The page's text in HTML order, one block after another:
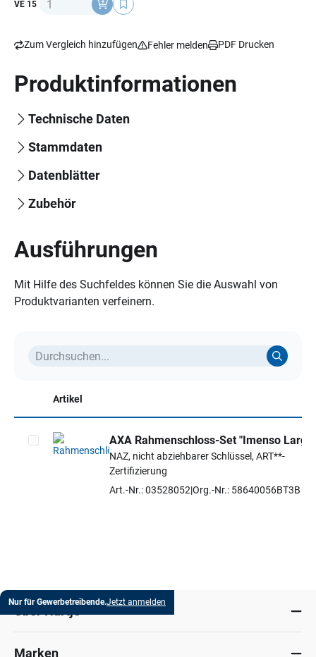
VE 15
Zum Vergleich hinzufügen Fehler melden PDF Drucken
Produktinformationen
Technische Daten
Stammdaten
Datenblätter
Zubehör
Ausführungen
Mit Hilfe des Suchfeldes können Sie die Auswahl von
Produktvarianten verfeinern.
Artikel
Artikel auswählen
AXA Rahmenschloss-Set "Imenso Large"
NAZ, nicht abziehbarer Schlüssel, ART**-
Zertifizierung
Art.-Nr.: 03528052 Org.-Nr.: 58640056BT3B
Nur für Gewerbetreibende.Jetzt anmelden
Marken